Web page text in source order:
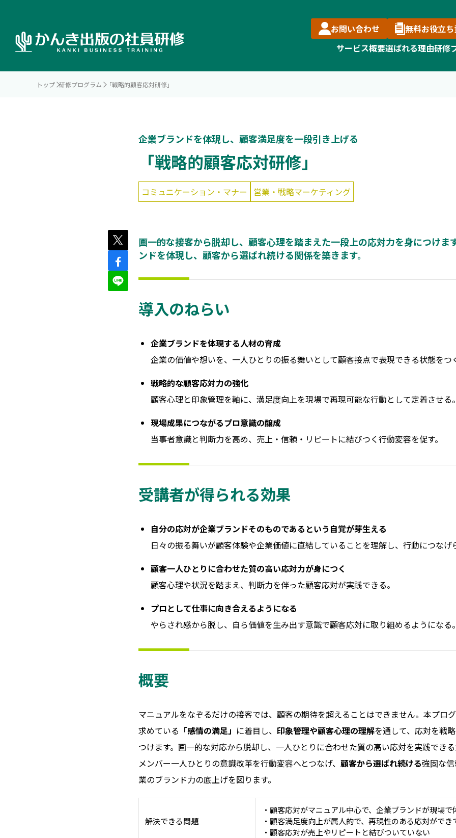
お問い合わせ
無料お役立
サービス概要選ばれる理由研修
トップ 研修プログラム 「戦略的顧客応対研修」
企業ブランドを体現し、顧客満足度を一段引き上げる
「戦略的顧客応対研修」
コミュニケーション・マナー 営業・戦略マーケティング
画一的な接客から脱却し、顧客心理を踏まえた一段上の応対力を身につけま
ンドを体現し、顧客から選ばれ続ける関係を築きます。
導入のねらい
企業ブランドを体現する人材の育成
企業の価値や想いを、一人ひとりの振る舞いとして顧客接点で表現できる状態をつ
戦略的な顧客応対力の強化
顧客心理と印象管理を軸に、満足度向上を現場で再現可能な行動として定着させる
現場成果につながるプロ意識の醸成
当事者意識と判断力を高め、売上・信頼・リピートに結びつく行動変容を促す。
受講者が得られる効果
自分の応対が企業ブランドそのものであるという自覚が芽生える
日々の振る舞いが顧客体験や企業価値に直結していることを理解し、行動につなげ
顧客一人ひとりに合わせた質の高い応対力が身につく
顧客心理や状況を踏まえ、判断力を伴った顧客応対が実践できる。
プロとして仕事に向き合えるようになる
やらされ感から脱し、自ら価値を生み出す意識で顧客応対に取り組めるようになる
概要
マニュアルをなぞるだけの接客では、顧客の期待を超えることはできません。本プロ
求めている 「感情の満足」 に着目し、 印象管理や顧客心理の理解を通して、応対を戦
つけます。画一的な対応から脱却し、一人ひとりに合わせた質の高い応対を実践でき
メンバー一人ひとりの意識改革を行動変容へとつなげ、 顧客から選ばれ続ける強固な
業のブランド力の底上げを図ります。
解決できる問題
・顧客応対がマニュアル中心で、企業ブランドが現場
・顧客満足度向上が属人的で、再現性のある応対ができ
・顧客応対が売上やリピートと結びついていない